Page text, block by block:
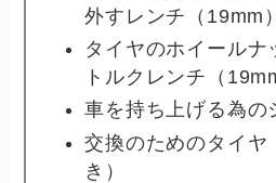
外すレンチ（19mm）
タイヤのホイールナ
トルクレンチ（
車を持ち上げる為の
交換のためのタイヤ
き）